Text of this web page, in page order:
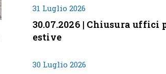
31 Luglio 2026
30.07.2026 | Chiusura uffici
estive
30 Luglio 2026